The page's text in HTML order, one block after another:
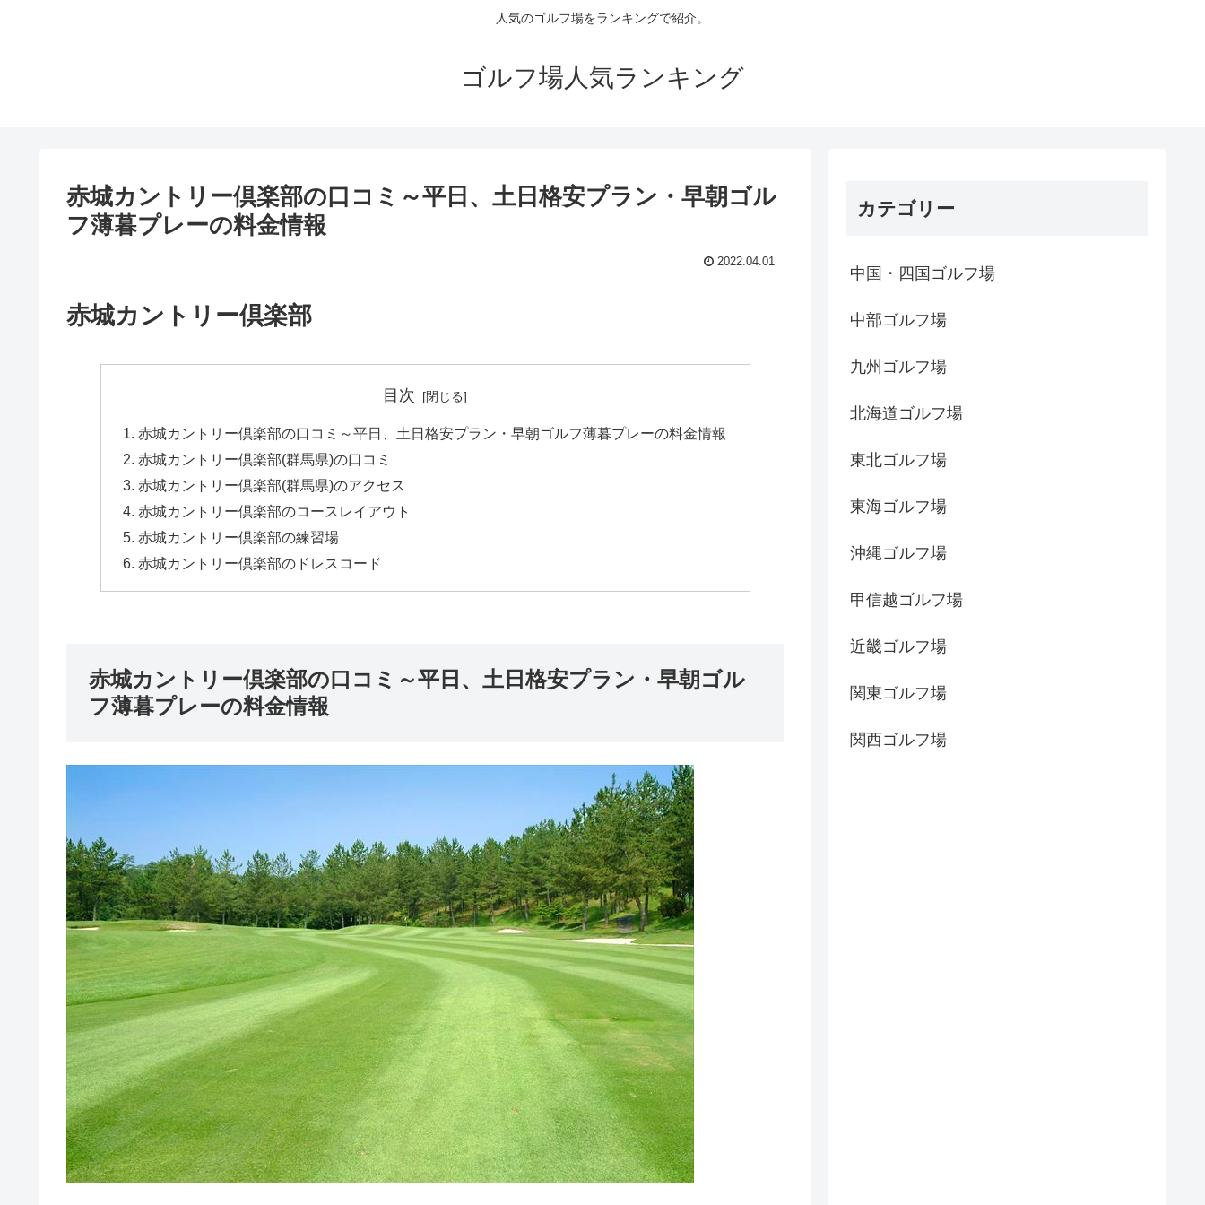
人気のゴルフ場をランキングで紹介。
ゴルフ場人気ランキング
赤城カントリー倶楽部の口コミ～平日、土日格安プラン・早朝ゴル
フ薄暮プレーの料金情報
2022.04.01
赤城カントリー倶楽部
目次
赤城カントリー倶楽部の口コミ～平日、土日格安プラン・早朝ゴルフ薄暮プレーの料金情報
赤城カントリー倶楽部(群馬県)の口コミ
赤城カントリー倶楽部(群馬県)のアクセス
赤城カントリー倶楽部のコースレイアウト
赤城カントリー倶楽部の練習場
赤城カントリー倶楽部のドレスコード
赤城カントリー倶楽部の口コミ～平日、土日格安プラン・早朝ゴル
フ薄暮プレーの料金情報
カテゴリー
中国・四国ゴルフ場
中部ゴルフ場
九州ゴルフ場
北海道ゴルフ場
東北ゴルフ場
東海ゴルフ場
沖縄ゴルフ場
甲信越ゴルフ場
近畿ゴルフ場
関東ゴルフ場
関西ゴルフ場